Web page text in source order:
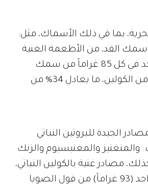
بما في ذلك الأسماك، مثل:
القد، من الأطعمة الغنية
بالكولين، فمثلاً يوجد في كل 85 غراماً من سمك
السلمون 187 ملغ من الكولين، ما يعادل 34% من
الجيدة للبروتين النباتي
والمنغنيز والمغنيسيوم والزنك
مصادر غنية بالكولين النباتي،
حيث يحتوي كوب واحد (93 غراماً) من فول الصويا